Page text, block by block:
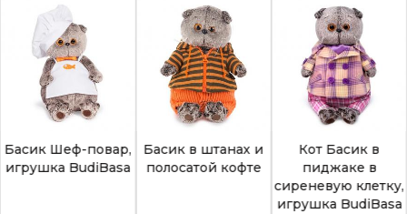
Басик Шеф-повар,
игрушка BudiBasa
Басик в штанах и
полосатой кофте
Кот Басик в
пиджаке в
сиреневую клетку,
игрушка BudiBasa